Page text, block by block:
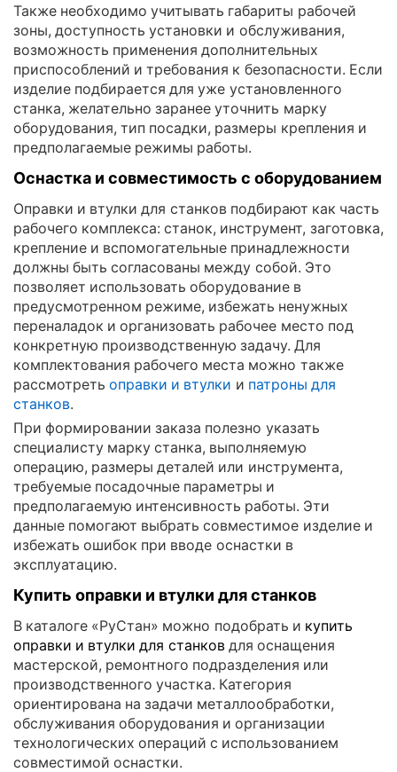
Также необходимо учитывать габариты рабочей
зоны, доступность установки и обслуживания,
возможность применения дополнительных
приспособлений и требования к безопасности. Если
изделие подбирается для уже установленного
станка, желательно заранее уточнить марку
оборудования, тип посадки, размеры крепления и
предполагаемые режимы работы.
Оснастка и совместимость с оборудованием
Оправки и втулки для станков подбирают как часть
рабочего комплекса: станок, инструмент, заготовка,
крепление и вспомогательные принадлежности
должны быть согласованы между собой. Это
позволяет использовать оборудование в
предусмотренном режиме, избежать ненужных
переналадок и организовать рабочее место под
конкретную производственную задачу. Для
комплектования рабочего места можно также
рассмотретьоправки и втулки и патроны для
станков.
При формировании заказа полезно указать
специалисту марку станка, выполняемую
операцию, размеры деталей или инструмента,
требуемые посадочные параметры и
предполагаемую интенсивность работы. Эти
данные помогают выбрать совместимое изделие и
избежать ошибок при вводе оснастки в
эксплуатацию.
Купить оправки и втулки для станков
В каталоге «РуСтан» можно подобрать и купить
оправки и втулки для станковдля оснащения
мастерской, ремонтного подразделения или
производственного участка. Категория
ориентирована на задачи металлообработки,
обслуживания оборудования и организации
технологических операций с использованием
совместимой оснастки.